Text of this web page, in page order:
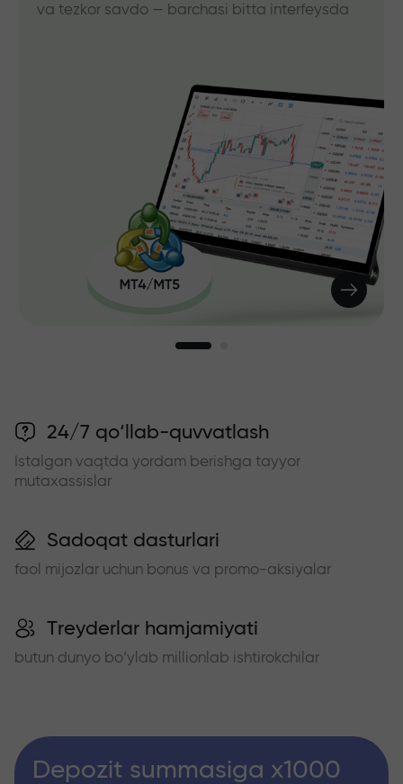
va tezkor savdo — barchasi bitta interfeysda
24/7 qo‘llab-quvvatlash
Istalgan vaqtda yordam berishga tayyor
mutaxassislar
Sadoqat dasturlari
faol mijozlar uchun bonus va promo-aksiyalar
Treyderlar hamjamiyati
butun dunyo bo‘ylab millionlab ishtirokchilar
Depozit summasiga x1000